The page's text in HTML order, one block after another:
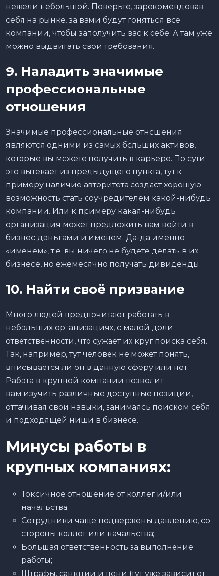
нежели небольшой. Поверьте, зарекомендовав
себя на рынке, за вами будут гоняться все
компании, чтобы заполучить вас к себе. А там уже
можно выдвигать свои требования.
9. Наладить значимые
профессиональные
отношения
Значимые профессиональные отношения
являются одними из самых больших активов,
которые вы можете получить в карьере. По сути
это вытекает из предыдущего пункта, тут к
примеру наличие авторитета создаст хорошую
возможность стать соучредителем какой-нибудь
компании. Или к примеру какая-нибудь
организация может предложить вам войти в
бизнес деньгами и именем. Да-да именно
«именем», т.е. вы ничего не будете делать в их
бизнесе, но ежемесячно получать дивиденды.
10. Найти своё призвание
Много людей предпочитают работать в
небольших организациях, с малой доли
ответственности, что сужает их круг поиска себя.
Так, например, тут человек не может понять,
вписывается ли он в данную сферу или нет.
Работа в крупной компании позволит
вам изучить различные доступные позиции,
оттачивая свои навыки, занимаясь поиском себя
и подходящей ниши в бизнесе.
Минусы работы в
крупных компаниях:
Токсичное отношение от коллег и/или
начальства;
Сотрудники чаще подвержены давлению, со
стороны коллег или начальства;
Большая ответственность за выполнение
работы;
Штрафы, санкции и пени (тут уже зависит от